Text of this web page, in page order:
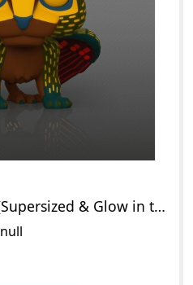
Figurine POP Pepita (Supersized & Glow in the Dark)
null